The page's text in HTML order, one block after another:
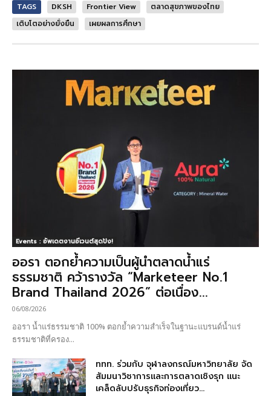
TAGS DKSH Frontier View
ตลาดสุขภาพของไทย
เติบโตอย่างยั่งยืน
เผยผลการศึกษา
Events : อัพเดตงานอีเวนต์สุดปัง!
ออรา ตอกย้ำความเป็นผู้นำตลาดน้ำแร่
ธรรมชาติ คว้ารางวัล “Marketeer No.1
Brand Thailand 2026” ต่อเนื่อง...
06/08/2026
ออรา น้ำแร่ธรรมชาติ 100% ตอกย้ำความสำเร็จในฐานะแบรนด์น้ำแร่
ธรรมชาติที่ครอง...
ททท. ร่วมกับ จุฬาลงกรณ์มหาวิทยาลัย จัด
สัมมนาวิชาการและการตลาดเชิงรุก แนะ
เคล็ดลับปรับธุรกิจท่องเที่ยว...